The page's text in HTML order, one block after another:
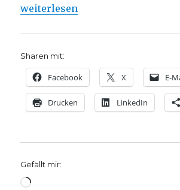
„Katholische
weiterlesen
Sharen mit:
Facebook X E-
Drucken LinkedIn
Gefällt mir:
Wird